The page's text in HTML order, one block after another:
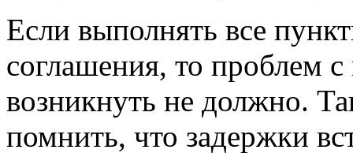
Если выполнять все
соглашения, то проблем
возникнуть не должно.
помнить, что задержки